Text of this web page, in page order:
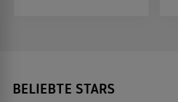
BELIEBTE STARS